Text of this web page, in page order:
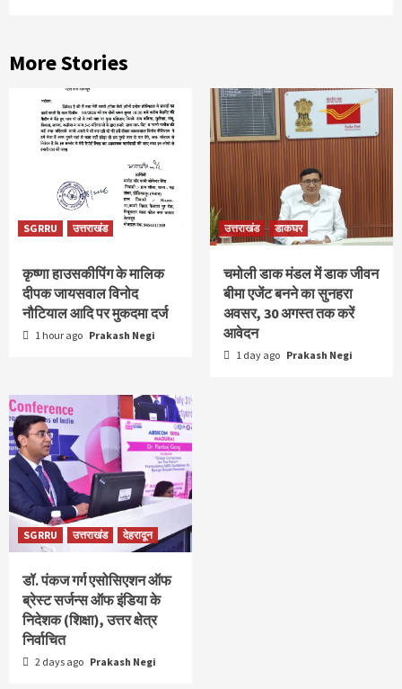
More Stories
SGRRU उत्तराखंड
कृष्णा हाउसकीपिंग के मालिक
दीपक जायसवाल विनोद
नौटियाल आदि पर मुकदमा दर्ज
1 hour ago Prakash Negi
उत्तराखंड डाकघर
चमोली डाक मंडल में डाक जीवन
बीमा एजेंट बनने का सुनहरा
अवसर, 30 अगस्त तक करें
आवेदन
1 day ago Prakash Negi
SGRRU उत्तराखंड देहरादून
डॉ. पंकज गर्ग एसोसिएशन ऑफ
ब्रेस्ट सर्जन्स ऑफ इंडिया के
निदेशक (शिक्षा), उत्तर क्षेत्र
निर्वाचित
2 days ago Prakash Negi